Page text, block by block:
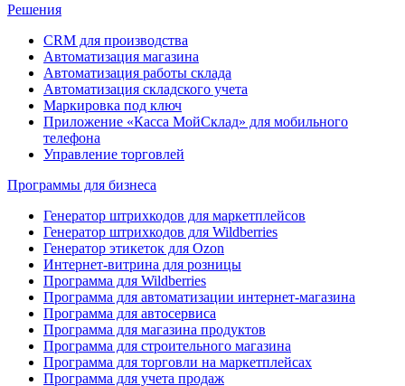
Решения
CRM для производства
Автоматизация магазина
Автоматизация работы склада
Автоматизация складского учета
Маркировка под ключ
Приложение «Касса МойСклад» для мобильного
телефона
Управление торговлей
Программы для бизнеса
Генератор штрихкодов для маркетплейсов
Генератор штрихкодов для Wildberries
Генератор этикеток для Ozon
Интернет-витрина для розницы
Программа для Wildberries
Программа для автоматизации интернет-магазина
Программа для автосервиса
Программа для магазина продуктов
Программа для строительного магазина
Программа для торговли на маркетплейсах
Программа для учета продаж